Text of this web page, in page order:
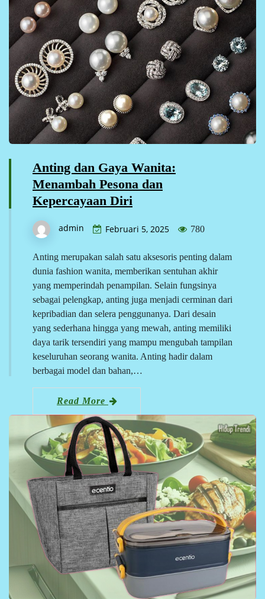
Anting dan Gaya Wanita:
Menambah Pesona dan
Kepercayaan Diri
admin Februari 5, 2025 780
Anting merupakan salah satu aksesoris penting dalam
dunia fashion wanita, memberikan sentuhan akhir
yang memperindah penampilan. Selain fungsinya
sebagai pelengkap, anting juga menjadi cerminan dari
kepribadian dan selera penggunanya. Dari desain
yang sederhana hingga yang mewah, anting memiliki
daya tarik tersendiri yang mampu mengubah tampilan
keseluruhan seorang wanita. Anting hadir dalam
berbagai model dan bahan,…
Read More